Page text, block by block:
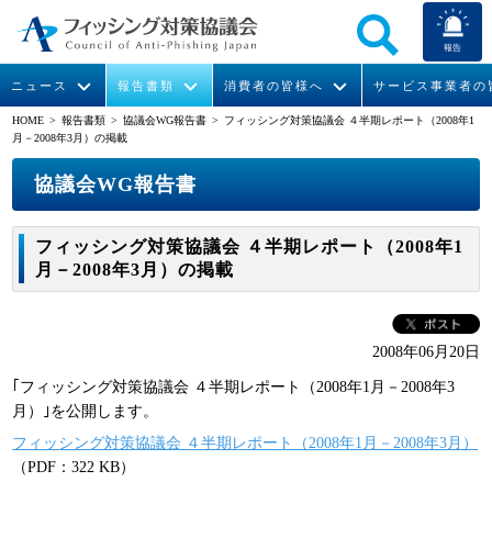
報告
ニュース
イベント
報告書類
月次報告書
消費者の皆様へ
フィッシングの報告
サービス事業者の
STOP. THINK. CONNECT.
運営委員紹介
HOME > 報告書類 >協議会WG報告書 > フィッシング対策協議会 ４半期レポート（2008年1
月－2008年3月）の掲載
協議会WG報告書
フィッシング対策協議会 ４半期レポート（2008年1
月－2008年3月）の掲載
2008年06月20日
｢フィッシング対策協議会 ４半期レポート（2008年1月－2008年3
月）｣を公開します。
フィッシング対策協議会 ４半期レポート（2008年1月－2008年3月）
（PDF：322 KB）